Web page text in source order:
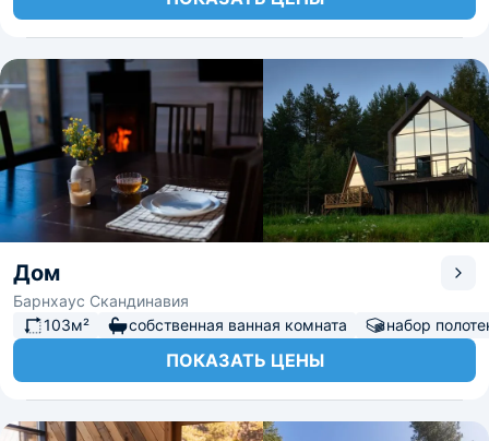
Дом
Барнхаус Скандинавия
103м²
собственная ванная комната набор
ПОКАЗАТЬ ЦЕНЫ